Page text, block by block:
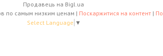
Продавець на Bigl.ua
diabet-class.com.ua - товары для диабетиков по самым низким ценам | Поскаржитися на контент |
Select Language ▼